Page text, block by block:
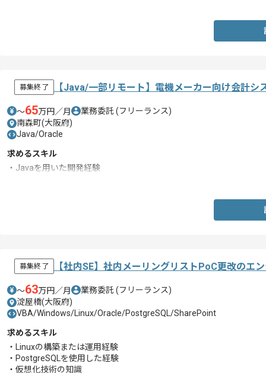
募集終了 【Java/一部リモート】電機メーカー向け会計
〜65万円／月 業務委託 (フリーランス)
南森町(大阪府)
Java/Oracle
求めるスキル
・Javaを用いた開発経験
募集終了 【社内SE】社内メーリングリストPoC更改のエ
〜63万円／月 業務委託 (フリーランス)
淀屋橋(大阪府)
VBA/Windows/Linux/Oracle/PostgreSQL/SharePoint
求めるスキル
・Linuxの構築または運用経験
・PostgreSQLを使用した経験
・仮想化技術の知識